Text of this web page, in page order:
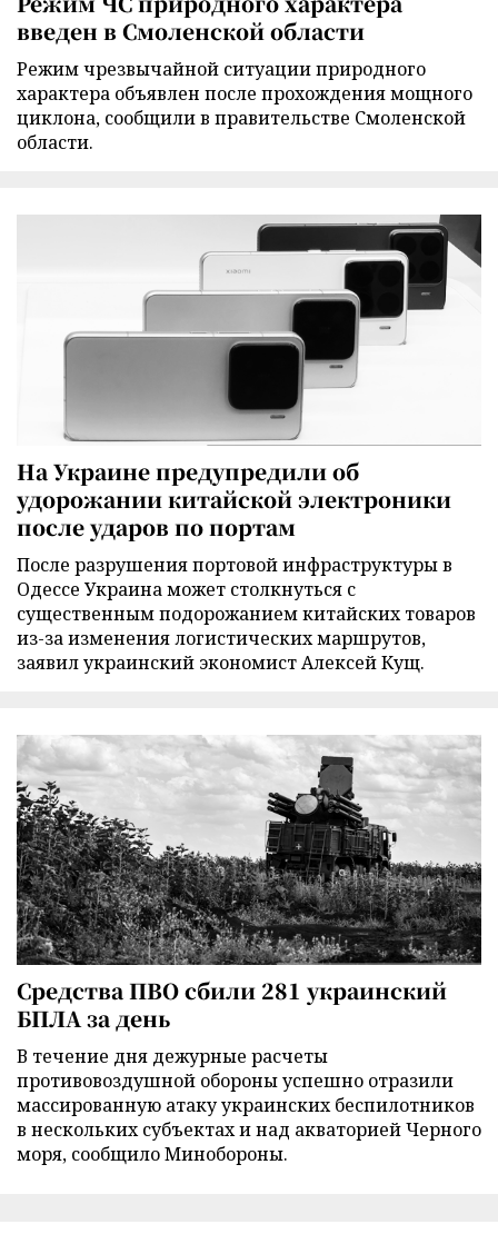
введен в Смоленской области
Режим чрезвычайной ситуации природного
характера объявлен после прохождения мощного
циклона, сообщили в правительстве Смоленской
области.
На Украине предупредили об
удорожании китайской электроники
после ударов по портам
После разрушения портовой инфраструктуры в
Одессе Украина может столкнуться с
существенным подорожанием китайских товаров
из-за изменения логистических маршрутов,
заявил украинский экономист Алексей Кущ.
Средства ПВО сбили 281 украинский
БПЛА за день
В течение дня дежурные расчеты
противовоздушной обороны успешно отразили
массированную атаку украинских беспилотников
в нескольких субъектах и над акваторией Черного
моря, сообщило Минобороны.